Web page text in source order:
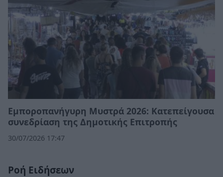
Εμποροπανήγυρη Μυστρά 2026: Κατεπείγουσα
συνεδρίαση της Δημοτικής Επιτροπής
30/07/2026 17:47
Ροή Ειδήσεων